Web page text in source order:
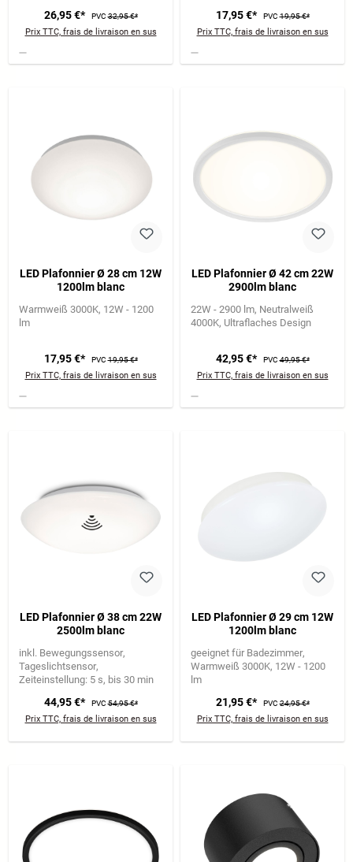
26,95 €* PVC32,95 €*
Prix TTC, frais de livraison en sus
17,95 €* PVC19,95 €*
Prix TTC, frais de livraison en sus
LED Plafonnier Ø 28 cm 12W
1200lm blanc
Warmweiß 3000K 12W - 1200
lm
17,95 €* PVC19,95 €*
Prix TTC, frais de livraison en sus
LED Plafonnier Ø 42 cm 22W
2900lm blanc
22W - 2900 lm Neutralweiß
4000K Ultraflaches Design
42,95 €* PVC49,95 €*
Prix TTC, frais de livraison en sus
LED Plafonnier Ø 38 cm 22W
2500lm blanc
inkl. Bewegungssensor
Tageslichtsensor
Zeiteinstellung: 5 s, bis 30 min
44,95 €* PVC54,95 €*
Prix TTC, frais de livraison en sus
LED Plafonnier Ø 29 cm 12W
1200lm blanc
geeignet für Badezimmer
Warmweiß 3000K 12W - 1200
lm
21,95 €* PVC24,95 €*
Prix TTC, frais de livraison en sus